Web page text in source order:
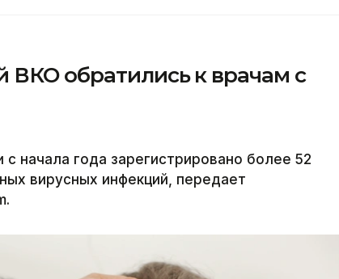
ВКО обратились к врачам с
начала года зарегистрировано более 52
вирусных инфекций, передает